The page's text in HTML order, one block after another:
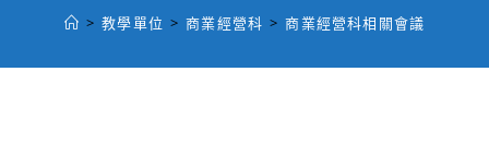
> 教學單位 > 商業經營科 > 商業經營科相關會議